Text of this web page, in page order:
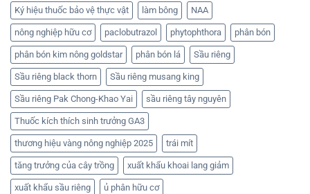
Ký hiệu thuốc bảo vệ thực vật làm bông NAA
nông nghiệp hữu cơ paclobutrazol phytophthora phân bón
phân bón kim nông goldstar phân bón lá Sầu riêng
Sầu riêng black thorn Sầu riêng musang king
Sầu riêng Pak Chong-Khao Yai sầu riêng tây nguyên
Thuốc kích thích sinh trưởng GA3
thương hiệu vàng nông nghiệp 2025 trái mít
tăng trưởng của cây trồng xuất khẩu khoai lang giảm
xuất khẩu sầu riêng ủ phân hữu cơ